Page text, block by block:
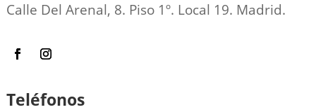
Calle Del Arenal, 8. Piso 1º. Local 19. Madrid.
Teléfonos